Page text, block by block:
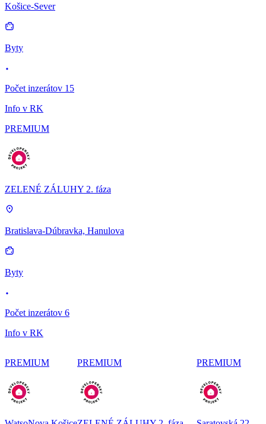
Košice-Sever
Byty
Počet inzerátov 15
Info v RK
PREMIUM
ZELENÉ ZÁLUHY 2. fáza
Bratislava-Dúbravka, Hanulova
Byty
Počet inzerátov 6
Info v RK
PREMIUM PREMIUM PREMIUM